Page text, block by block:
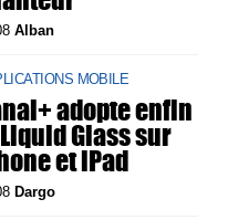
Alban
MOBILE
adopte enfin
Glass sur
et iPad
Dargo